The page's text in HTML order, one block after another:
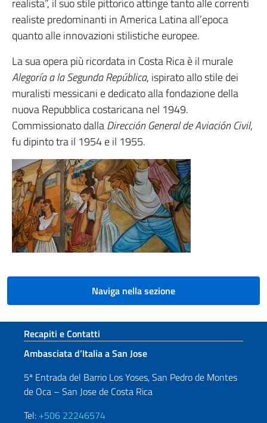
realista”, il suo stile pittorico attinge tanto alle correnti
realiste predominanti in America Latina all’epoca
quanto alle innovazioni stilistiche europee.
La sua opera più ricordata in Costa Rica è il murale
Alegoría a la Segunda República, ispirato allo stile dei
muralisti messicani e dedicato alla fondazione della
nuova Repubblica costaricana nel 1949.
Commissionato dallaDirección General de Aviación Civil,
fu dipinto tra il 1954 e il 1955.
Naviga nella sezione
Sezione footer
Recapiti e Contatti
Ambasciata d’Italia a San Jose
5ª Entrada del Barrio Los Yoses, San Pedro de Montes
de Oca – San Jose de Costa Rica
Tel: +506 22246574